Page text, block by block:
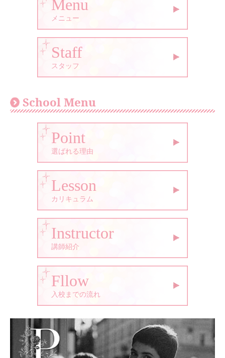
Menu
メニュー
Staff
スタッフ
School Menu
Point
選ばれる理由
Lesson
カリキュラム
Instructor
講師紹介
Fllow
入校までの流れ